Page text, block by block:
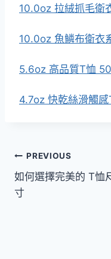
10.0oz 拉絨抓毛衛
10.0oz 魚鱗布衛衣
5.6oz 高品質T恤
4.7oz 快乾絲滑觸
文
章
PREVIOUS
如何選擇完美的 T恤
寸